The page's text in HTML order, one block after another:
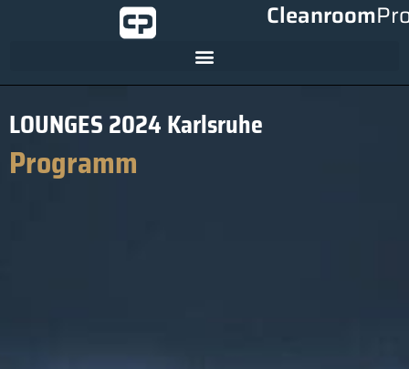
Cleanroom
LOUNGES 2024 Karlsruhe
Programm